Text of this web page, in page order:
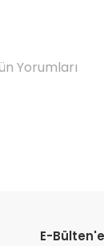
Yorumları
E-